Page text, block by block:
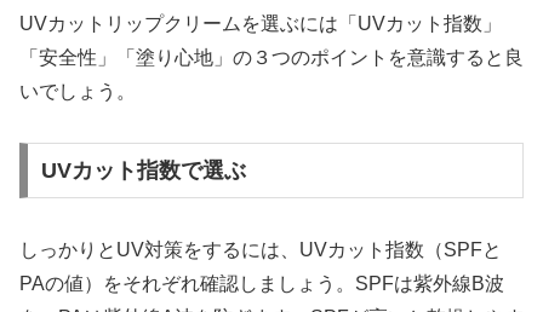
UVカットリップクリームを選ぶには「UVカット指数」
「安全性」「塗り心地」の３つのポイントを意識すると良
いでしょう。
UVカット指数で選ぶ
しっかりとUV対策をするには、UVカット指数（SPFと
PAの値）をそれぞれ確認しましょう。SPFは紫外線B波